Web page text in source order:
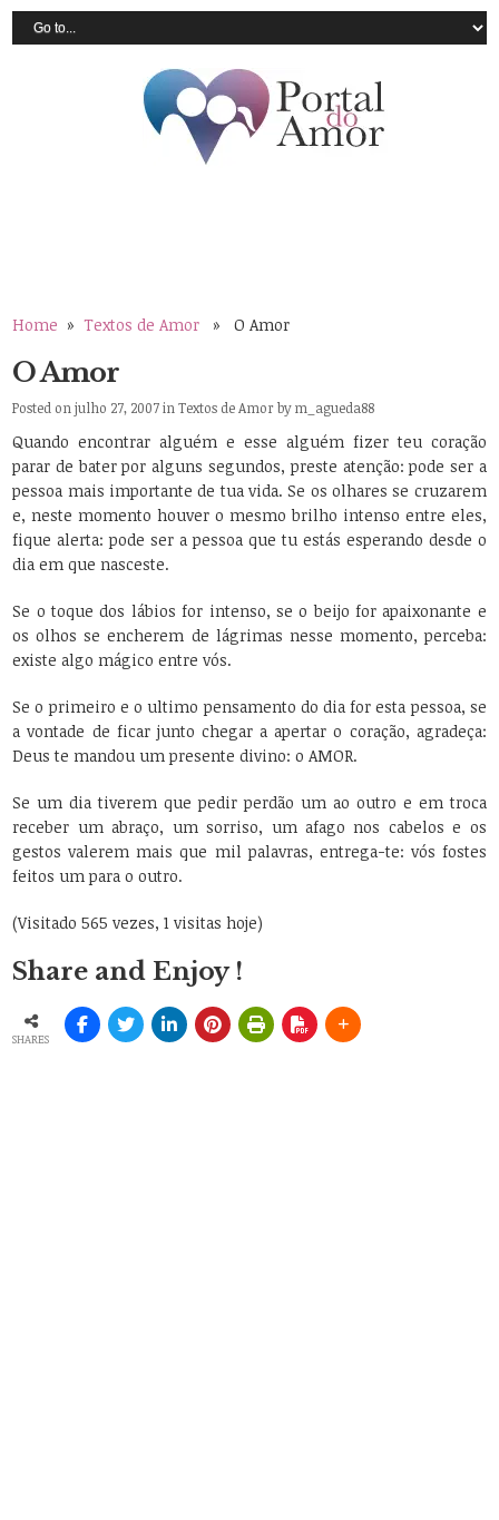
Home »Textos de Amor » O Amor
O Amor
Posted on julho 27, 2007 inTextos de Amorbym_agueda88
Quando encontrar alguém e esse alguém fizer teu coração
parar de bater por alguns segundos, preste atenção: pode ser a
pessoa mais importante de tua vida.Se os olhares se cruzarem
e, neste momento houver o mesmo brilho intenso entre eles,
fique alerta: pode ser a pessoa que tu estás esperando desde o
dia em que nasceste.
Se o toque dos lábios for intenso, se o beijo for apaixonante e
os olhos se encherem de lágrimas nesse momento, perceba:
existe algo mágico entre vós.
Se o primeiro e o ultimo pensamento do dia for esta pessoa, se
a vontade de ficar junto chegar a apertar o coração, agradeça:
Deus te mandou um presente divino: o AMOR.
Se um dia tiverem que pedir perdão um ao outro e em troca
receber um abraço, um sorriso, um afago nos cabelos e os
gestos valerem mais que mil palavras, entrega-te: vós fostes
feitos um para o outro.
(Visitado 565 vezes, 1 visitas hoje)
Share and Enjoy !
SHARES